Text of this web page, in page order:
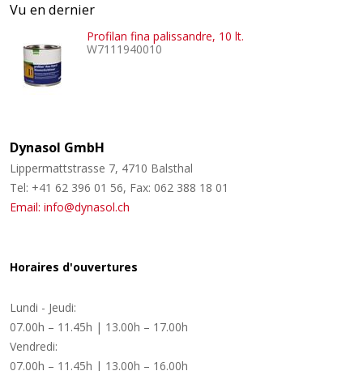
Vu en dernier
Profilan fina palissandre, 10 lt.
W7111940010
Dynasol GmbH
Lippermattstrasse 7, 4710 Balsthal
Tel: +41 62 396 01 56, Fax: 062 388 18 01
Email: info@dynasol.ch
Horaires d'ouvertures
Lundi - Jeudi:
07.00h – 11.45h | 13.00h – 17.00h
Vendredi:
07.00h – 11.45h | 13.00h – 16.00h